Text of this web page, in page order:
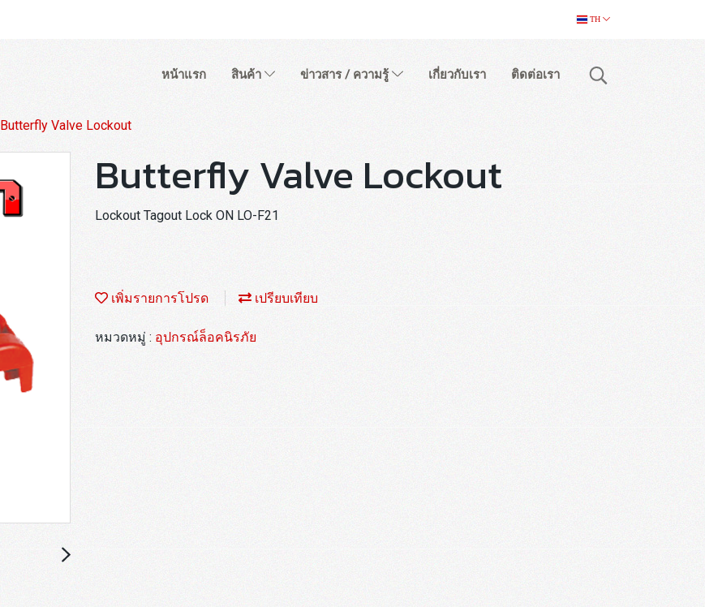
TH
หน้าแรก สินค้า ข่าวสาร / ความรู้ เกี่ยวกับเรา ติดต่อเรา
Butterfly Valve Lockout
Butterfly Valve Lockout
Lockout Tagout Lock ON LO-F21
เพิ่มรายการโปรด เปรียบเทียบ
หมวดหมู่ : อุปกรณ์ล็อคนิรภัย